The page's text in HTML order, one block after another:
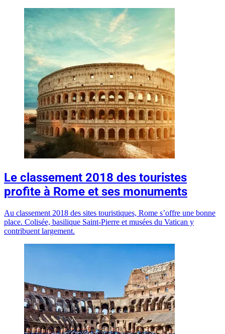
Le classement 2018 des touristes
profite à Rome et ses monuments
Au classement 2018 des sites touristiques, Rome s’offre une bonne
place. Colisée, basilique Saint-Pierre et musées du Vatican y
contribuent largement.